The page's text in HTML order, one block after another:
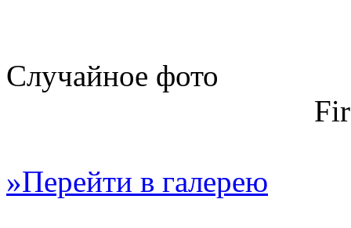
Случайное фото
»Перейти в галерею